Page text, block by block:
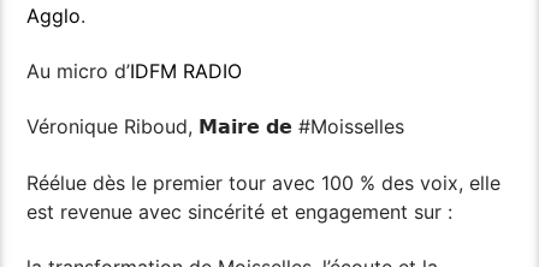
Agglo.
Au micro d’IDFM RADIO
Véronique Riboud, 𝗠𝗮𝗶𝗿𝗲 𝗱𝗲 #Moisselles
Réélue dès le premier tour avec 100 % des voix, elle
est revenue avec sincérité et engagement sur :